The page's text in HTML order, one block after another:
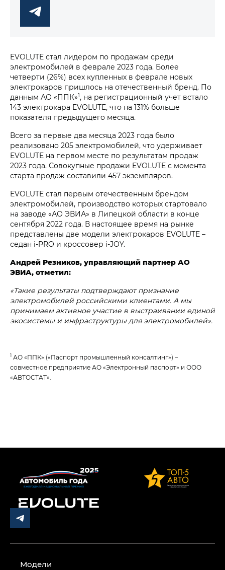
EVOLUTE стал лидером по продажам среди
электромобилей в феврале 2023 года. Более
четверти (26%) всех купленных в феврале новых
электрокаров пришлось на отечественный бренд. По
данным АО «ППК»1, на регистрационный учет встало
143 электрокара EVOLUTE, что на 131% больше
показателя предыдущего месяца.
Всего за первые два месяца 2023 года было
реализовано 205 электромобилей, что удерживает
EVOLUTE на первом месте по результатам продаж
2023 года. Совокупные продажи EVOLUTE с момента
старта продаж составили 457 экземпляров.
EVOLUTE стал первым отечественным брендом
электромобилей, производство которых стартовало
на заводе «АО ЭВИА» в Липецкой области в конце
сентября 2022 года. В настоящее время на рынке
представлены две модели электрокаров EVOLUTE –
седан i‑PRO и кроссовер i‑JOY.
Андрей Резников, управляющий партнер АО
ЭВИА, отметил:
«Такие результаты подтверждают признание
электромобилей российскими клиентами. А мы
принимаем активное участие в выстраивании единой
экосистемы и инфраструктуры для электромобилей».
1 АО «ППК» («Паспорт промышленный консалтинг») –
совместное предприятие АО «Электронный паспорт» и ООО
«АВТОСТАТ».
Модели